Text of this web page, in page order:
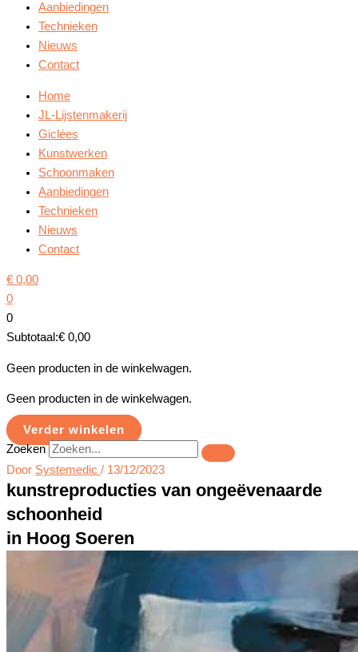
Aanbiedingen
Technieken
Nieuws
Contact
Home
JL-Lijstenmakerij
Giclées
Kunstwerken
Schoonmaken
Aanbiedingen
Technieken
Nieuws
Contact
€ 0,00
0
0
Subtotaal:€ 0,00
Geen producten in de winkelwagen.
Geen producten in de winkelwagen.
Verder winkelen
Zoeken
Door Systemedic / 13/12/2023
kunstreproducties van ongeëvenaarde
schoonheid
in Hoog Soeren